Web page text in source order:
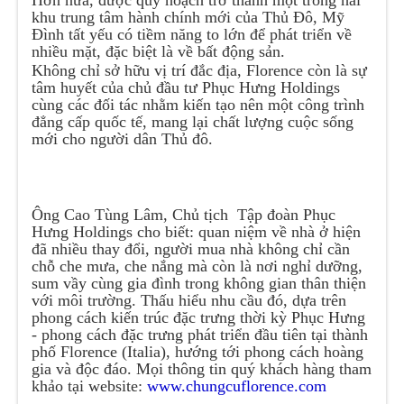
khu trung tâm hành chính mới của Thủ Đô, Mỹ
Đình tất yếu có tiềm năng to lớn để phát triển về
nhiều mặt, đặc biệt là về bất động sản.
Không chỉ sở hữu vị trí đắc địa, Florence còn là sự
tâm huyết của chủ đầu tư Phục Hưng Holdings
cùng các đối tác nhằm kiến tạo nên một công trình
đẳng cấp quốc tế, mang lại chất lượng cuộc sống
mới cho người dân Thủ đô.
Ông Cao Tùng Lâm, Chủ tịch Tập đoàn Phục
Hưng Holdings cho biết: quan niệm về nhà ở hiện
đã nhiều thay đổi, người mua nhà không chỉ cần
chỗ che mưa, che nắng mà còn là nơi nghỉ dưỡng,
sum vầy cùng gia đình trong không gian thân thiện
với môi trường. Thấu hiểu nhu cầu đó, dựa trên
phong cách kiến trúc đặc trưng thời kỳ Phục Hưng
- phong cách đặc trưng phát triển đầu tiên tại thành
phố Florence (Italia), hướng tới phong cách hoàng
gia và độc đáo. Mọi thông tin quý khách hàng tham
khảo tại website:www.chungcuflorence.com